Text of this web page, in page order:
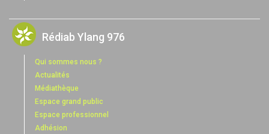
Rédiab Ylang 976
Qui sommes nous ?
Actualités
Médiathèque
Espace grand public
Espace professionnel
Adhésion